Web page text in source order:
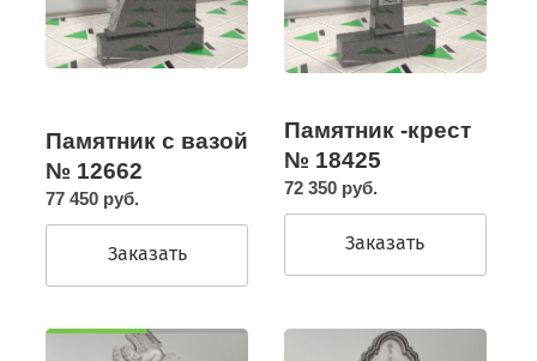
Памятник с вазой
№ 12662
77 450 руб.
Заказать
Памятник -крест
№ 18425
72 350 руб.
Заказать